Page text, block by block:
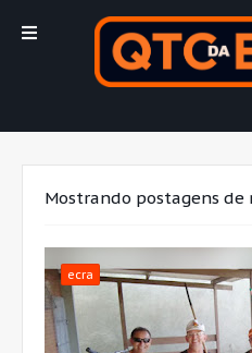
Mostrando postagens de
ecra